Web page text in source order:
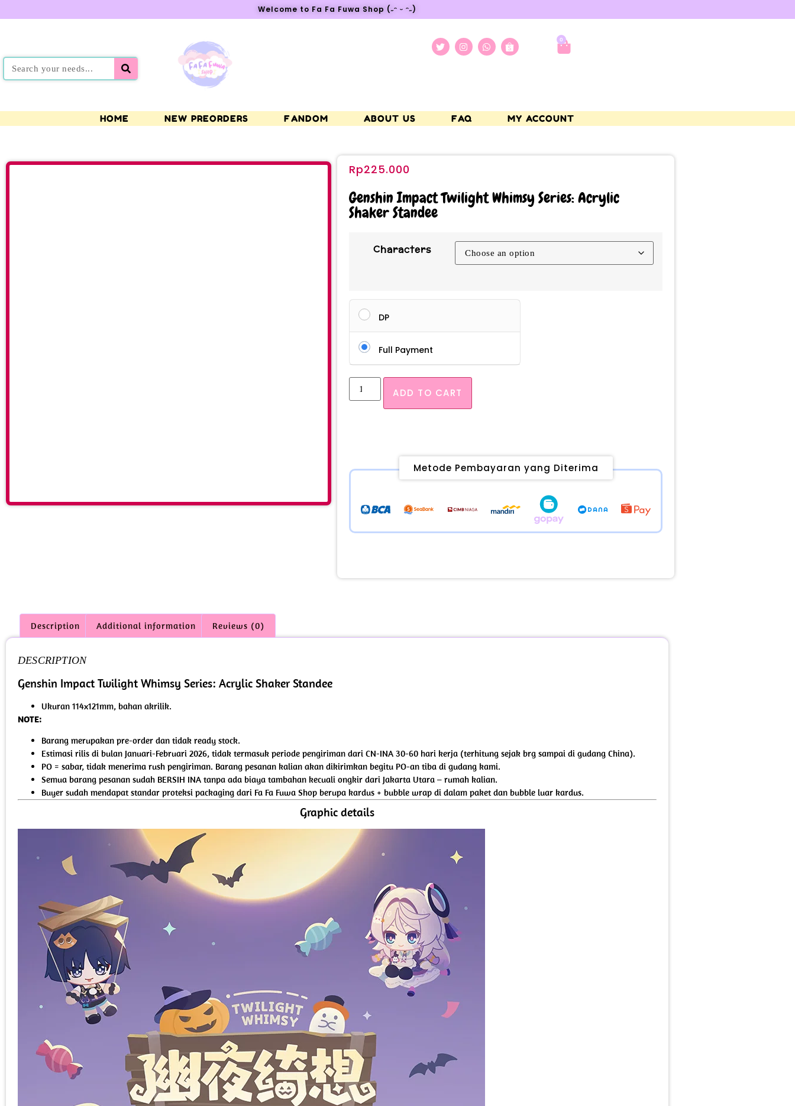
Welcome to Fa Fa Fuwa Shop (˶ᵔ ᵕ ᵔ˶)
0
HOME NEW PREORDERS FANDOM ABOUT US FAQ MY ACCOUNT
Rp225.000
Genshin Impact Twilight Whimsy Series: Acrylic
Shaker Standee
Characters
DP
Full Payment
ADD TO CART
Metode Pembayaran yang Diterima
Description Additional information Reviews (0)
DESCRIPTION
Genshin Impact Twilight Whimsy Series: Acrylic Shaker Standee
Ukuran 114x121mm, bahan akrilik.
NOTE:
Barang merupakan pre-order dan tidak ready stock.
Estimasi rilis di bulan Januari-Februari 2026, tidak termasuk periode pengiriman dari CN-INA 30-60 hari kerja (terhitung sejak brg sampai di gudang China).
PO = sabar, tidak menerima rush pengiriman. Barang pesanan kalian akan dikirimkan begitu PO-an tiba di gudang kami.
Semua barang pesanan sudah BERSIH INA tanpa ada biaya tambahan kecuali ongkir dari Jakarta Utara – rumah kalian.
Buyer sudah mendapat standar proteksi packaging dari Fa Fa Fuwa Shop berupa kardus + bubble wrap di dalam paket dan bubble luar kardus.
Graphic details